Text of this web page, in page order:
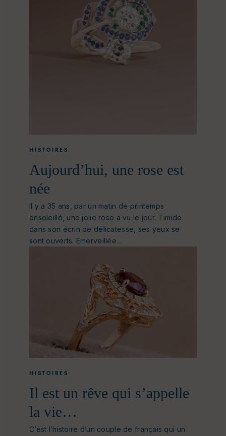
HISTOIRES
Aujourd’hui, une rose est
née
Il y a 35 ans, par un matin de printemps
ensoleillé, une jolie rose a vu le jour. Timide
dans son écrin de délicatesse, ses yeux se
sont ouverts. Emerveillée…
HISTOIRES
Il est un rêve qui s’appelle
la vie…
C’est l’histoire d’un couple de français qui un